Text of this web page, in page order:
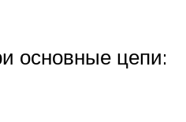
основные цепи: